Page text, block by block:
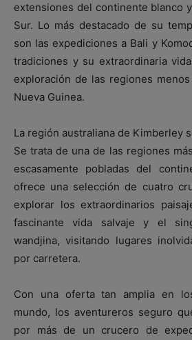
extensiones del continente blanco
Sur. Lo más destacado de su
son las expediciones a Bali y
tradiciones y su extraordinaria
exploración de las regiones
Nueva Guinea.
La región australiana de Kimberley
Se trata de una de las regiones
escasamente pobladas del
ofrece una selección de cuatro
explorar los extraordinarios
fascinante vida salvaje y el
wandjina, visitando lugares
por carretera.
Con una oferta tan amplia en
mundo, los aventureros seguro
por más de un crucero de